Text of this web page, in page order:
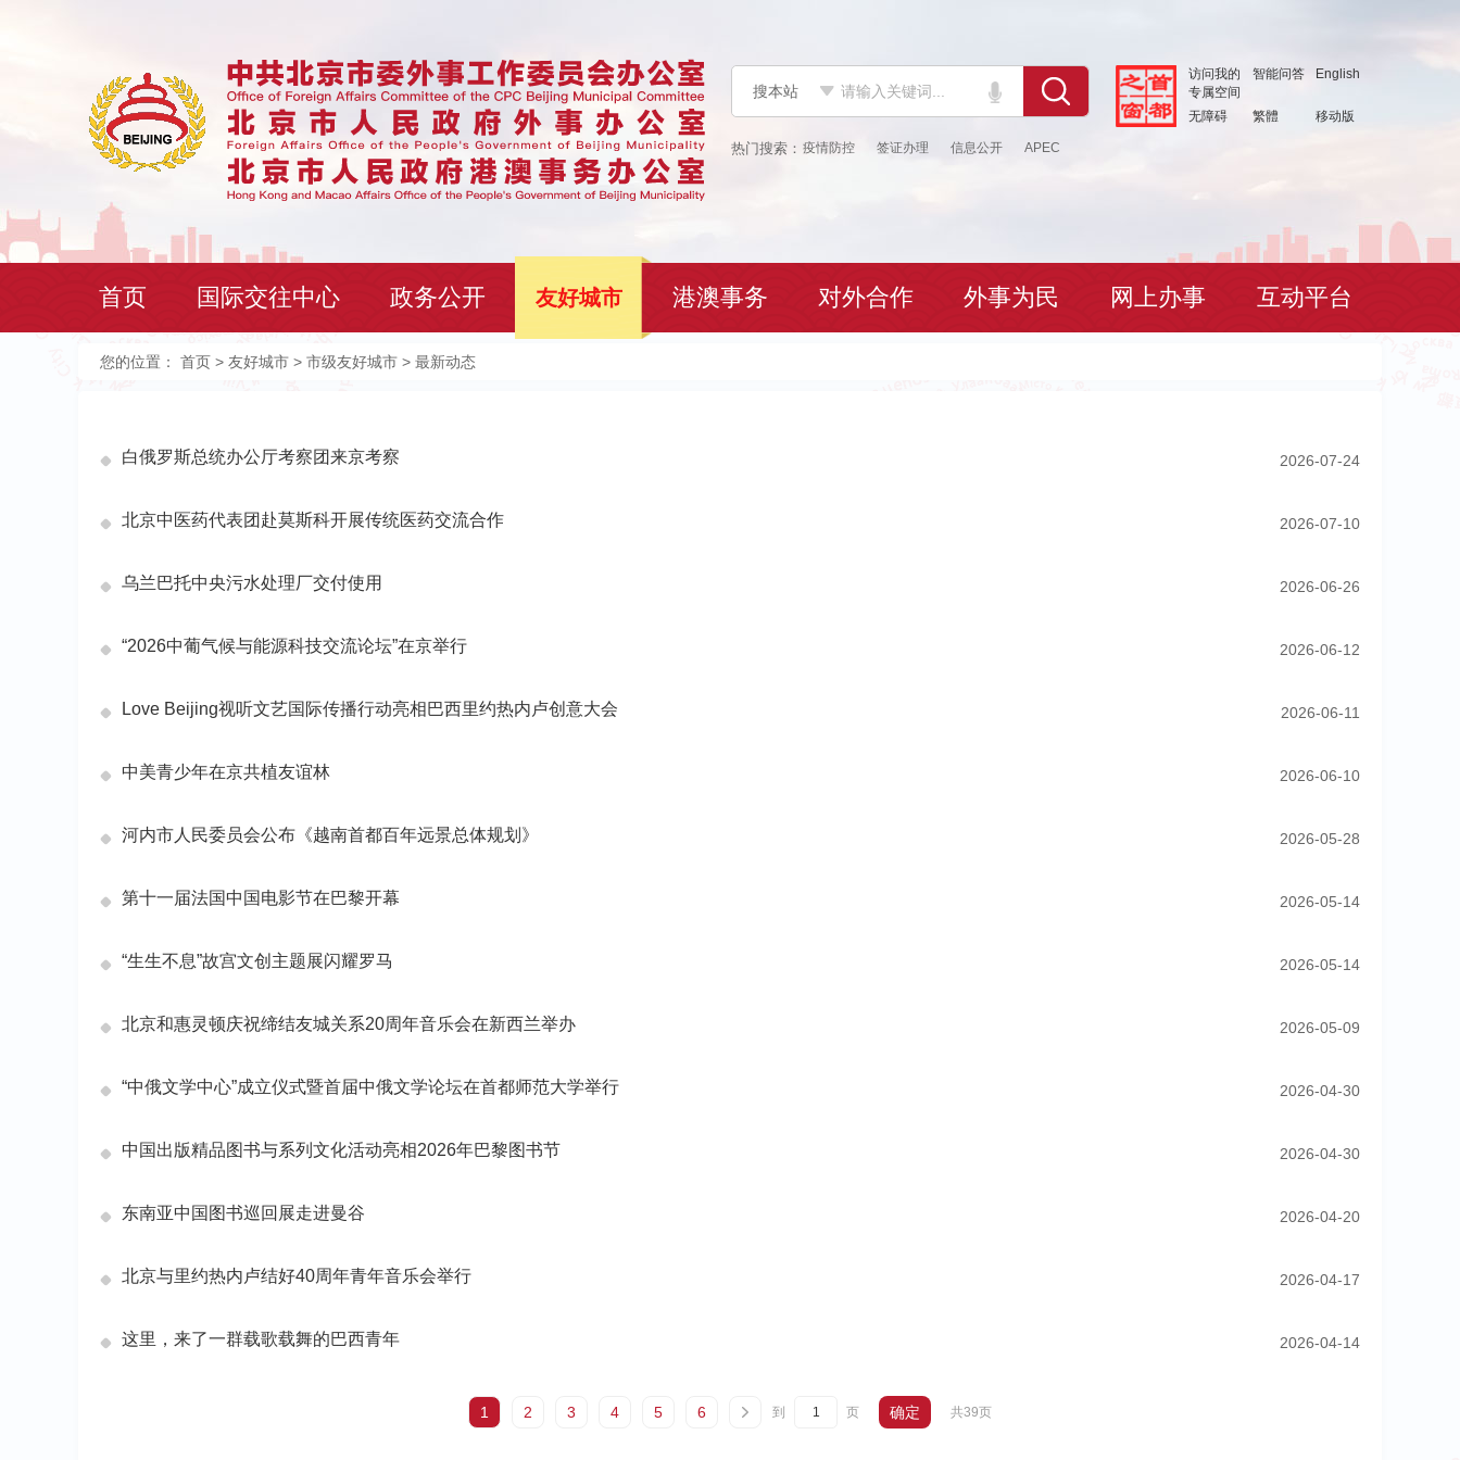
搜本站
疫情防控 签证办理 信息公开 APEC
访问我的
专属空间
智能问答 English
无障碍 繁體 移动版
首页 国际交往中心 政务公开 友好城市 港澳事务 对外合作 外事为民 网上办事 互动平台
您的位置： 首页 > 友好城市 > 市级友好城市 > 最新动态
白俄罗斯总统办公厅考察团来京考察 2026-07-24
北京中医药代表团赴莫斯科开展传统医药交流合作 2026-07-10
乌兰巴托中央污水处理厂交付使用 2026-06-26
“2026中葡气候与能源科技交流论坛”在京举行 2026-06-12
Love Beijing视听文艺国际传播行动亮相巴西里约热内卢创意大会 2026-06-11
中美青少年在京共植友谊林 2026-06-10
河内市人民委员会公布《越南首都百年远景总体规划》 2026-05-28
第十一届法国中国电影节在巴黎开幕 2026-05-14
“生生不息”故宫文创主题展闪耀罗马 2026-05-14
北京和惠灵顿庆祝缔结友城关系20周年音乐会在新西兰举办 2026-05-09
“中俄文学中心”成立仪式暨首届中俄文学论坛在首都师范大学举行 2026-04-30
中国出版精品图书与系列文化活动亮相2026年巴黎图书节 2026-04-30
东南亚中国图书巡回展走进曼谷 2026-04-20
北京与里约热内卢结好40周年青年音乐会举行 2026-04-17
这里，来了一群载歌载舞的巴西青年 2026-04-14
1 2 3 4 5 6 到 页 确定 共39页